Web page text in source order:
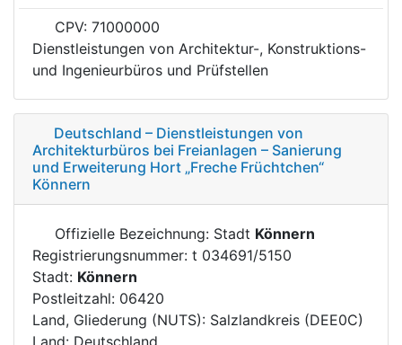
CPV: 71000000
Dienstleistungen von Architektur-, Konstruktions-
und Ingenieurbüros und Prüfstellen
Deutschland – Dienstleistungen von
Architekturbüros bei Freianlagen – Sanierung
und Erweiterung Hort „Freche Früchtchen“
Könnern
Offizielle Bezeichnung: Stadt Könnern
Registrierungsnummer: t 034691/5150
Stadt: Könnern
Postleitzahl: 06420
Land, Gliederung (NUTS): Salzlandkreis (DEE0C)
Land: Deutschland